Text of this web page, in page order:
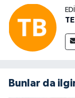
Bunlar da